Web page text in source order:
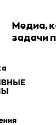
Медиа,
задачи